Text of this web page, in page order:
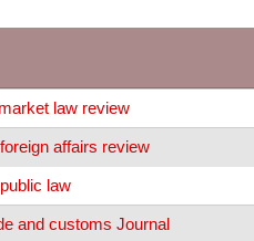
law review
affairs review
law
and customs Journal